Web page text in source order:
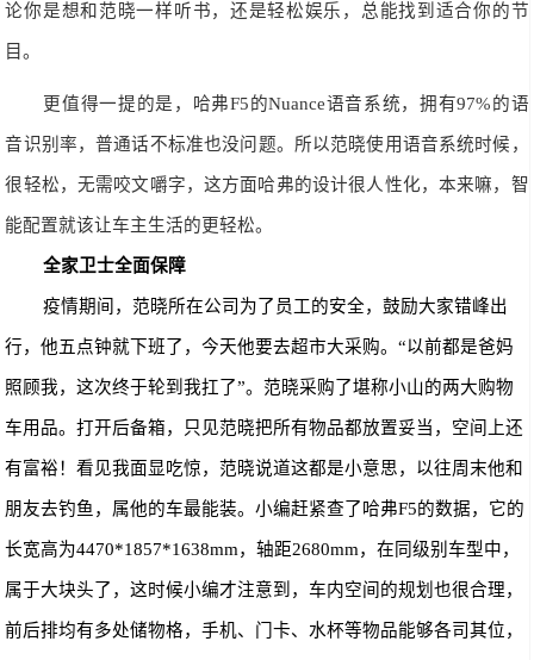
论你是想和范晓一样听书，还是轻松娱乐，总能找到适合你的节
目。
更值得一提的是，哈弗F5的Nuance语音系统，拥有97%的语
音识别率，普通话不标准也没问题。所以范晓使用语音系统时候，
很轻松，无需咬文嚼字，这方面哈弗的设计很人性化，本来嘛，智
能配置就该让车主生活的更轻松。
全家卫士全面保障
疫情期间，范晓所在公司为了员工的安全，鼓励大家错峰出
行，他五点钟就下班了，今天他要去超市大采购。“以前都是爸妈
照顾我，这次终于轮到我扛了”。范晓采购了堪称小山的两大购物
车用品。打开后备箱，只见范晓把所有物品都放置妥当，空间上还
有富裕！看见我面显吃惊，范晓说道这都是小意思，以往周末他和
朋友去钓鱼，属他的车最能装。小编赶紧查了 哈弗F5的数据，它的
长宽高为4470*1857*1638mm，轴距2680mm，在同级别车型中，
属于大块头了，这时候小编才注意到，车内空间的规划也很合理，
前后排均有多处储物格，手机、门卡、水杯等物品能够各司其位，